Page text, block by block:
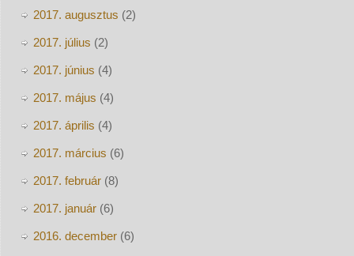
2017. augusztus (2)
2017. július (2)
2017. június (4)
2017. május (4)
2017. április (4)
2017. március (6)
2017. február(8)
2017. január(6)
2016. december(6)